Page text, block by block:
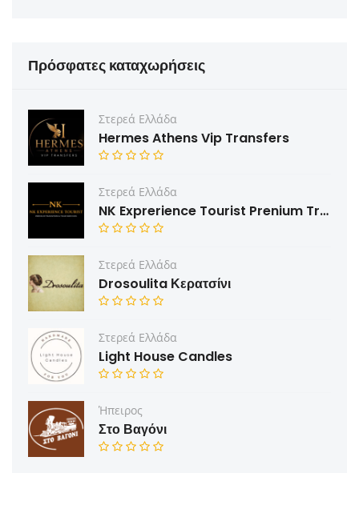
Πρόσφατες καταχωρήσεις
Στερεά Ελλάδα
Hermes Athens Vip Transfers
Στερεά Ελλάδα
NK Exprerience Tourist Prenium Transfers & Tours
Στερεά Ελλάδα
Drosoulita Κερατσίνι
Στερεά Ελλάδα
Light House Candles
Ήπειρος
Στο Βαγόνι